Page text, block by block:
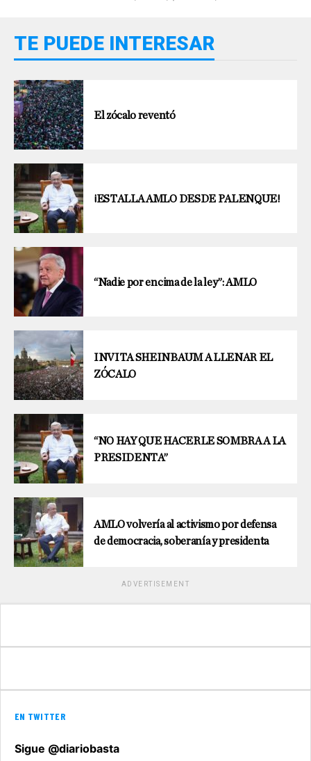
TE PUEDE INTERESAR
El zócalo reventó
¡ESTALLA AMLO DESDE PALENQUE!
“Nadie por encima de la ley”: AMLO
INVITA SHEINBAUM A LLENAR EL
ZÓCALO
“NO HAY QUE HACERLE SOMBRA A LA
PRESIDENTA”
AMLO volvería al activismo por defensa
de democracia, soberanía y presidenta
ADVERTISEMENT
EN TWITTER
Sigue @diariobasta